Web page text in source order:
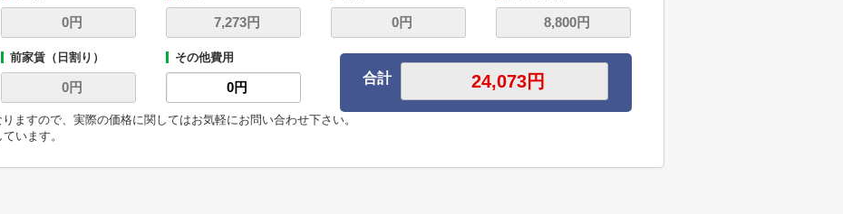
前家賃（日割り） その他費用
合計
ますので、実際の価格に関してはお気軽にお問い合わせ下さい。
います。